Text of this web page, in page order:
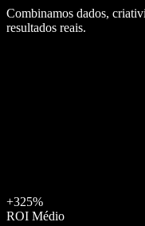
Combinamos dados,
resultados reais.
+325%
ROI Médio